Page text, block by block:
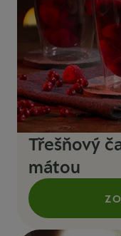
Třešňový
mátou